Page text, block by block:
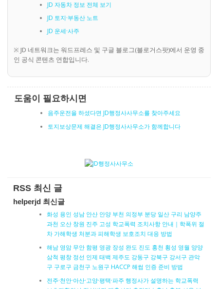
JD 자동차 정보 전체 보기
JD 토지·부동산 노트
JD 운세·사주
※ JD 네트워크는 워드프레스 및 구글 블로그(블로거스팟)에서 운영 중
인 공식 콘텐츠 연합입니다.
도움이 필요하시면
음주운전을 하셨다면 JD행정사사무소를 찾아주세요
토지보상문제 해결은 JD행정사사무소가 함께합니다
RSS 최신 글
helperjd 최신글
화성 용인 성남 안산 안양 부천 의정부 분당 일산 구리 남양주
과천 오산 창원 진주 고성 학교폭력 조치사항 안내｜학폭위 절
차 가해학생 처분과 피해학생 보호조치 대응 방법
해남 영암 무안 함평 영광 장성 완도 진도 홍천 횡성 영월 양양
삼척 평창 정선 인제 태백 제주도 강동구 강북구 강서구 관악
구 구로구 금천구 노원구 HACCP 해썹 인증 준비 방법
전주·천안·아산·고양·평택·파주 행정사가 설명하는 학교폭력